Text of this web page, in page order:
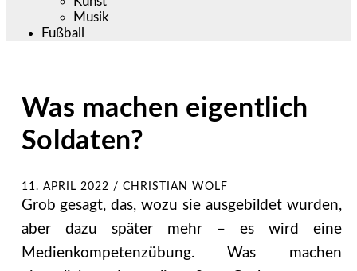
Musik
Fußball
Was machen eigentlich
Soldaten?
11. APRIL 2022 / CHRISTIAN WOLF
Grob gesagt, das, wozu sie ausgebildet wurden,
aber dazu später mehr – es wird eine
Medienkompetenzübung. Was machen